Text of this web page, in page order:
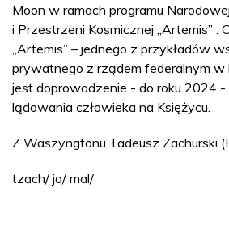
Moon w ramach programu
i Przestrzeni Kosmicznej „Artemis” .
„Artemis” – jednego z przykładów
prywatnego z rządem federalnym w
jest doprowadzenie - do roku 2024
lądowania człowieka na Księżycu.
Z Waszyngtonu Tadeusz Zachurski
tzach/ jo/ mal/